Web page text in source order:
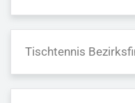
Tischtennis